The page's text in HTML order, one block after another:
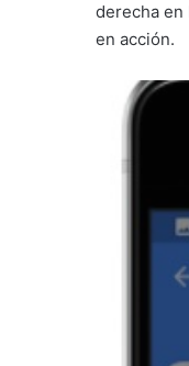
derecha en
en acción.